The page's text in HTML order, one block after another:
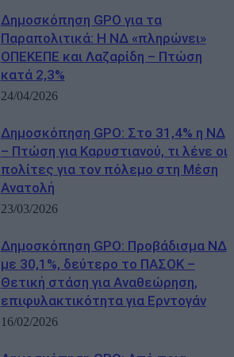
Δημοσκόπηση GPO για τα
Παραπολιτικά: Η ΝΔ «πληρώνει»
ΟΠΕΚΕΠΕ και Λαζαρίδη – Πτώση
κατά 2,3%
24/04/2026
Δημοσκόπηση GPO: Στο 31,4% η ΝΔ
– Πτώση για Καρυστιανού, τι λένε οι
πολίτες για τον πόλεμο στη Μέση
Ανατολή
23/03/2026
Δημοσκόπηση GPO: Προβάδισμα ΝΔ
με 30,1%, δεύτερο το ΠΑΣΟΚ –
Θετική στάση για Αναθεώρηση,
επιφυλακτικότητα για Ερντογάν
16/02/2026